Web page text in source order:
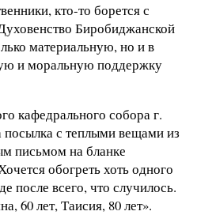
кто-то борется с
Биробиджанской
материальную, но и в
и моральную поддержку
кафедрального собора г.
с теплыми вещами из
письмом на бланке
обогреть хоть одного
после всего, что случилось.
60 лет, Таисия, 80 лет».